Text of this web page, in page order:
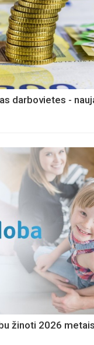
darbovietes -
žinoti 2026